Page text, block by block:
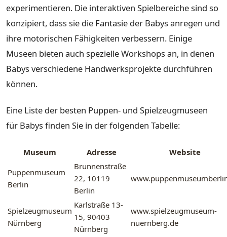
experimentieren. Die interaktiven Spielbereiche sind so
konzipiert, dass sie die Fantasie der Babys anregen und
ihre motorischen Fähigkeiten verbessern. Einige
Museen bieten auch spezielle Workshops an, in denen
Babys verschiedene Handwerksprojekte durchführen
können.
Eine Liste der besten Puppen- und Spielzeugmuseen
für Babys finden Sie in der folgenden Tabelle:
Museum Adresse
Website
Puppenmuseum
Berlin
Brunnenstraße
22, 10119
Berlin
Spielzeugmuseum
Nürnberg
Karlstraße 13-
15, 90403
Nürnberg
www.spielzeugmuseum-
nuernberg.de